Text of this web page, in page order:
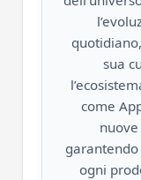
sua
come
ogni